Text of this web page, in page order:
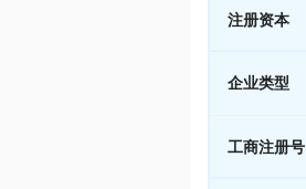
注册资本
企业类型
工商注册号